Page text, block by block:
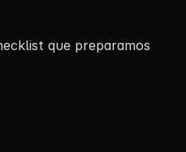
que preparamos